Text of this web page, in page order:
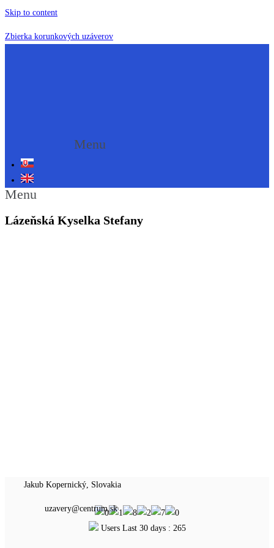
Skip to content
Zbierka korunkových uzáverov
Menu
Menu
Lázeňská Kyselka Stefany
Jakub Kopernický, Slovakia
uzavery@centrum.sk
Users Last 30 days : 265